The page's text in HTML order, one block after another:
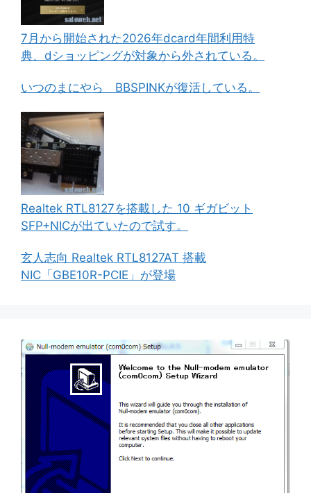
7月から開始された2026年dcard年間利用特
典、dショッピングが対象から外されている。
いつのまにやら BBSPINKが復活している。
Realtek RTL8127を搭載した 10 ギガビット
SFP+NICが出ていたので試す。
玄人志向 Realtek RTL8127AT 搭載
NIC「GBE10R-PCIE」が登場